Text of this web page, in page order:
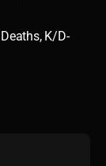
K/D-